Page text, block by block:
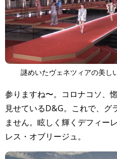
謎めいたヴェネツィアの美し
参りますね〜。コロナコソ、
見せているD&G。これで、グ
ません。眩しく輝くデフィー
レス・オブリージュ。